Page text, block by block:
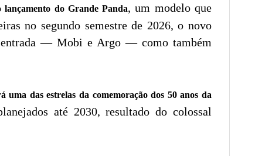
do Grande Panda, um modelo que
no segundo semestre de 2026, o novo
entrada — Mobi e Argo — como também
das estrelas da comemoração dos 50 anos da
até 2030, resultado do colossal